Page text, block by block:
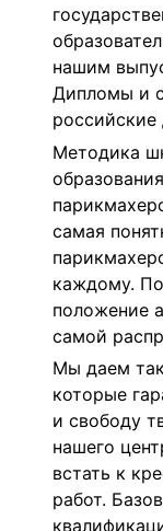
нашим
Дипломы и
Методика
самая
каждому.
положение
самой
Мы даем
которые
и свободу
нашего
встать к
работ.